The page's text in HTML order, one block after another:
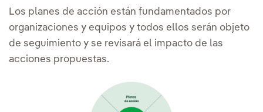
Los planes de acción están fundamentados por
organizaciones y equipos y todos ellos serán objeto
de seguimiento y se revisará el impacto de las
acciones propuestas.